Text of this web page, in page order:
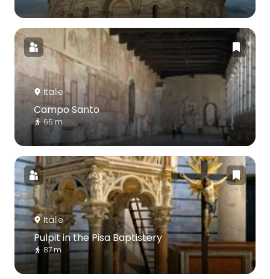
Italie
Campo Santo
65 m
Italie
Pulpit in the Pisa Baptistery
87 m